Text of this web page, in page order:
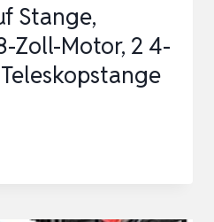
Stange,
Zoll-Motor, 2 4-